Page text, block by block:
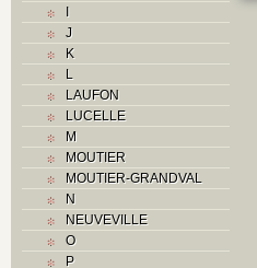
I
J
K
L
LAUFON
LUCELLE
M
MOUTIER
MOUTIER-GRANDVAL
N
NEUVEVILLE
O
P